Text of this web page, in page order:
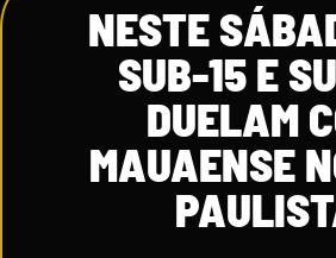
NESTE
SUB-15 E
DUELAM
MAUAENSE